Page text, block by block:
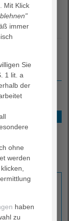
Stunden am
Mit Klick
immer
Sie
1 lit. a
der
ohne
werden
klicken,
haben
zu